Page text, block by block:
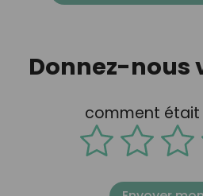
Donnez-nous
comment était